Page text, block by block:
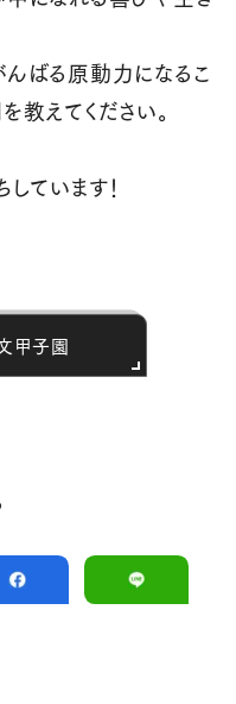
ばる原動力になるこ
教えてください。
ています！
甲子園